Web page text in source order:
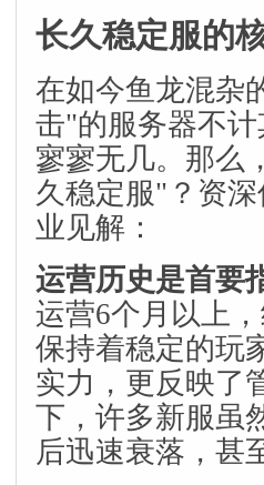
长久稳定服的
在如今鱼龙混杂
击"的服务器不
寥寥无几。那么
久稳定服"？资
业见解：
运营历史是首要
运营6个月以上
保持着稳定的玩
实力，更反映了
下，许多新服虽
后迅速衰落，甚